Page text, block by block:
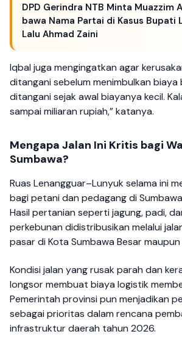
DPD Gerindra NTB Minta Muazzim
bawa Nama Partai di Kasus Bupati
Lalu Ahmad Zaini
Iqbal juga mengingatkan agar
ditangani sebelum menimbulkan biaya
ditangani sejak awal biayanya kecil.
sampai miliaran rupiah,” katanya.
Mengapa Jalan Ini Kritis bagi
Sumbawa?
Ruas Lenangguar–Lunyuk selama ini
bagi petani dan pedagang di
Hasil pertanian seperti jagung, padi,
perkebunan didistribusikan melalui
pasar di Kota Sumbawa Besar
Kondisi jalan yang rusak parah dan
longsor membuat biaya logistik
Pemerintah provinsi pun menjadikan
sebagai prioritas dalam rencana
infrastruktur daerah tahun 2026.